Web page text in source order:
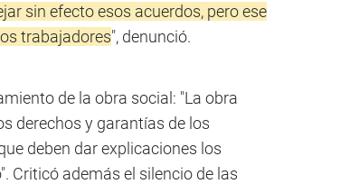
sin efecto esos acuerdos, pero ese
trabajadores", denunció.
de la obra social: "La obra
derechos y garantías de los
deben dar explicaciones los
Criticó además el silencio de las